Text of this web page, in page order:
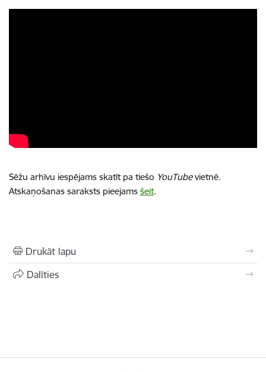
Sēžu arhīvu iespējams skatīt pa tiešo YouTubevietnē.
Atskaņošanas saraksts pieejams šeit.
Drukāt lapu
Dalīties